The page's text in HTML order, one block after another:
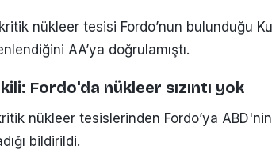
nükleer tesisi Fordo’nun bulunduğu
AA’ya doğrulamıştı.
Fordo'da nükleer sızıntı yok
nükleer tesislerinden Fordo’ya
bildirildi.